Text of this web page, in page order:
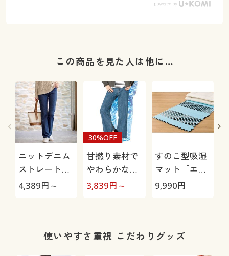
この商品を見た人は他に…
ニットデニム
ストレートパ
ンツ(スマート
わらか・選べ
4,389円～
甘撚り素材で
やわらかな着
心地ワイドデ
日本製・洗濯
30%OFF
3,839円～
すのこ型吸湿
マット「エア
ージョブ®」
9,990円
使いやすさ重視 こだわりグッズ